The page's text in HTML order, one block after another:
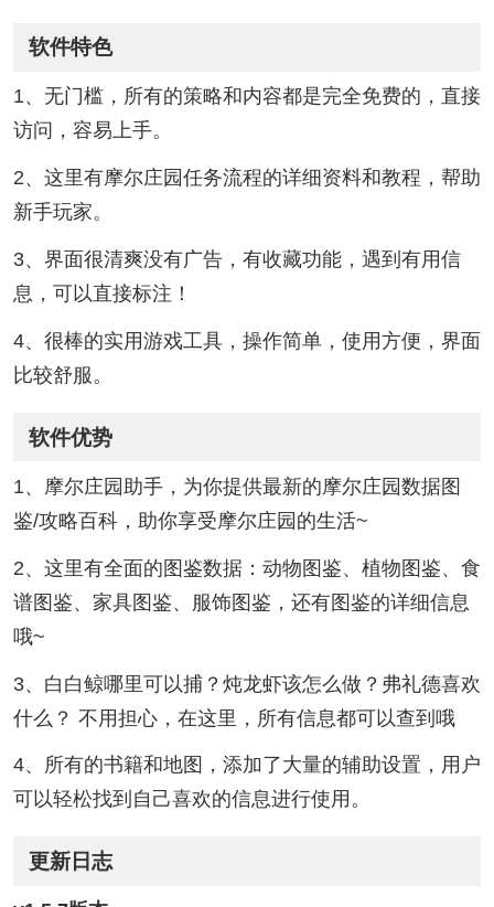
软件特色
1、无门槛，所有的策略和内容都是完全免费的，直接
访问，容易上手。
2、这里有摩尔庄园任务流程的详细资料和教程，帮助
新手玩家。
3、界面很清爽没有广告，有收藏功能，遇到有用信
息，可以直接标注！
4、很棒的实用游戏工具，操作简单，使用方便，界面
比较舒服。
软件优势
1、摩尔庄园助手，为你提供最新的摩尔庄园数据图
鉴/攻略百科，助你享受摩尔庄园的生活~
2、这里有全面的图鉴数据：动物图鉴、植物图鉴、食
谱图鉴、家具图鉴、服饰图鉴，还有图鉴的详细信息
哦~
3、白白鲸哪里可以捕？炖龙虾该怎么做？弗礼德喜欢
什么？ 不用担心，在这里，所有信息都可以查到哦
4、所有的书籍和地图，添加了大量的辅助设置，用户
可以轻松找到自己喜欢的信息进行使用。
更新日志